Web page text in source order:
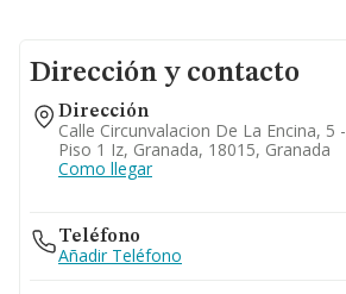
Dirección y contacto
Dirección
Calle Circunvalacion De La Encina, 5 -
Piso 1 Iz, Granada, 18015, Granada
Como llegar
Teléfono
Añadir Teléfono